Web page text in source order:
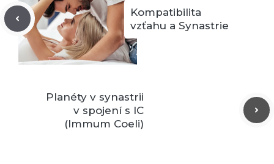
Kompatibilita
vzťahu a Synastrie
Planéty v synastrii
v spojení s IC
(Immum Coeli)